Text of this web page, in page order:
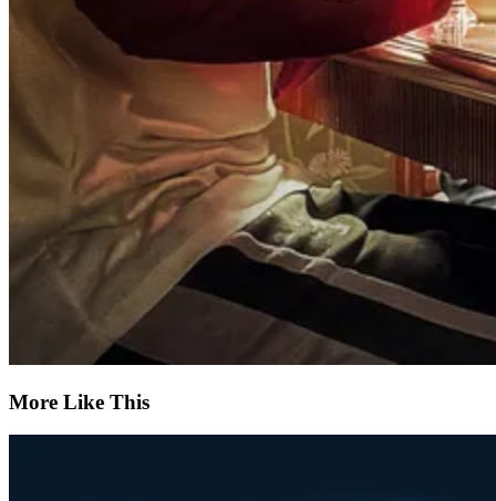
More Like This